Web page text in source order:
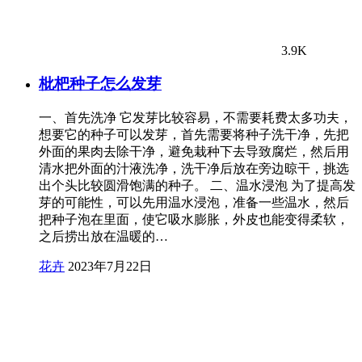
3.9K
枇杷种子怎么发芽
一、首先洗净 它发芽比较容易，不需要耗费太多功夫，
想要它的种子可以发芽，首先需要将种子洗干净，先把
外面的果肉去除干净，避免栽种下去导致腐烂，然后用
清水把外面的汁液洗净，洗干净后放在旁边晾干，挑选
出个头比较圆滑饱满的种子。 二、温水浸泡 为了提高发
芽的可能性，可以先用温水浸泡，准备一些温水，然后
把种子泡在里面，使它吸水膨胀，外皮也能变得柔软，
之后捞出放在温暖的…
花卉 2023年7月22日